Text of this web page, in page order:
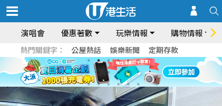
演唱會 優惠著數 玩樂情報 購物情報
熱門關鍵字： 公屋熱話 娛樂新聞 定期存款